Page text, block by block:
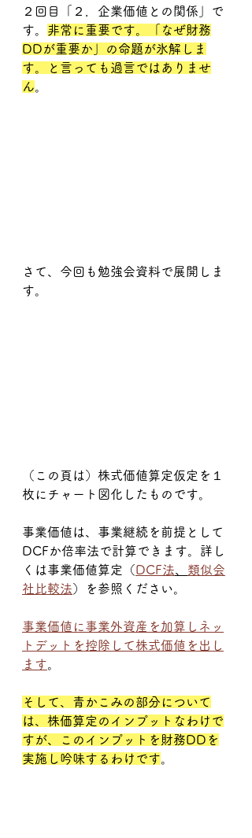
２回目「２．企業価値との関係」で
す。 非常に重要です。「なぜ財務
DDが重要か」の命題が氷解しま
す。と言っても過言ではありませ
ん。
さて、今回も勉強会資料で展開しま
す。
（この頁は）株式価値算定仮定を１
枚にチャート図化したものです。
事業価値は、事業継続を前提として
DCFか倍率法で計算できます。詳し
くは事業価値算定（DCF法
類似会
社比較法）を参照ください。
事業価値に事業外資産を加算しネッ
トデットを控除して株式価値を出し
ます
そして、青かこみの部分について
は、株価算定のインプットなわけで
すが、このインプットを財務DDを
実施し吟味するわけです